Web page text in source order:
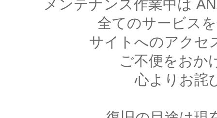
メンテナンス作業中は
全てのサービス
サイトへのアクセ
ご不便をおか
心よりお詫